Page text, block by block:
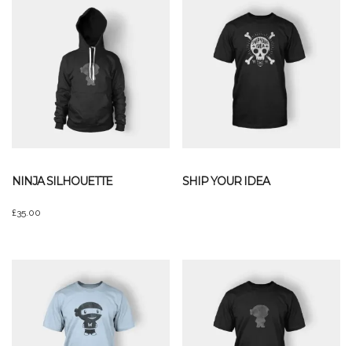
NINJA SILHOUETTE
£35.00
SHIP YOUR IDEA